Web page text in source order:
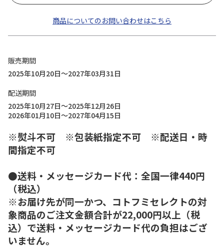
商品についてのお問い合わせはこちら
販売期間
2025年10月20日～2027年03月31日
配送期間
2025年10月27日～2025年12月26日
2026年01月10日～2027年04月15日
※熨斗不可 ※包装紙指定不可 ※配送日・時
間指定不可
●送料・メッセージカード代：全国一律440円
（税込）
※お届け先が同一かつ、コトフミセレクトの対
象商品のご注文金額合計が22,000円以上（税
込）で送料・メッセージカード代の負担はござ
いません。